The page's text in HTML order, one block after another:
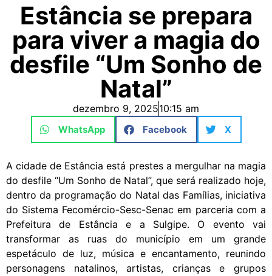
Estância se prepara
para viver a magia do
desfile “Um Sonho de
Natal”
dezembro 9, 202510:15 am
WhatsApp Facebook X
A cidade de Estância está prestes a mergulhar na magia
do desfile “Um Sonho de Natal”, que será realizado hoje,
dentro da programação do Natal das Famílias, iniciativa
do Sistema Fecomércio-Sesc-Senac em parceria com a
Prefeitura de Estância e a Sulgipe. O evento vai
transformar as ruas do município em um grande
espetáculo de luz, música e encantamento, reunindo
personagens natalinos, artistas, crianças e grupos